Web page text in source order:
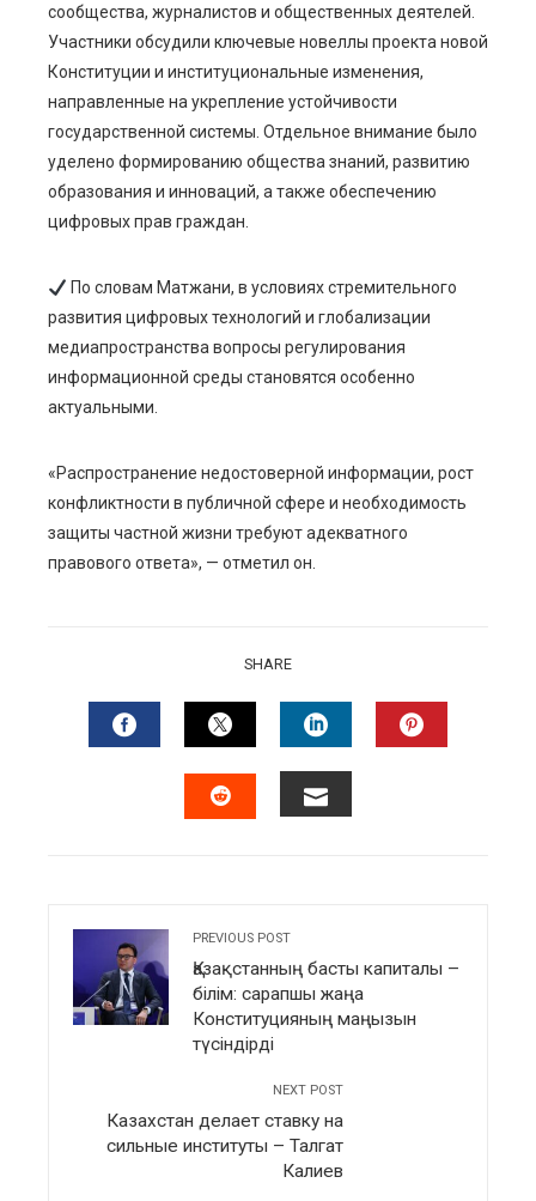
сообщества, журналистов и общественных деятелей.
Участники обсудили ключевые новеллы проекта новой
Конституции и институциональные изменения,
направленные на укрепление устойчивости
государственной системы. Отдельное внимание было
уделено формированию общества знаний, развитию
образования и инноваций, а также обеспечению
цифровых прав граждан.
По словам Матжани, в условиях стремительного
развития цифровых технологий и глобализации
медиапространства вопросы регулирования
информационной среды становятся особенно
актуальными.
«Распространение недостоверной информации, рост
конфликтности в публичной сфере и необходимость
защиты частной жизни требуют адекватного
правового ответа», — отметил он.
SHARE
FACEBOOKTWITTERLINKEDIN
PREVIOUS POST
Қазақстанның басты капиталы –
білім: сарапшы жаңа
Конституцияның маңызын
түсіндірді
NEXT POST
Казахстан делает ставку на
сильные институты – Талгат
Калиев